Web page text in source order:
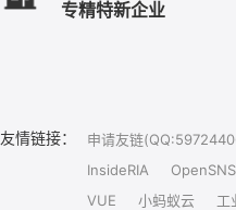
专精特新企业
友情链接： 申请友链
InsideRIA
OpenSNS
VUE
小蚂蚁云 工